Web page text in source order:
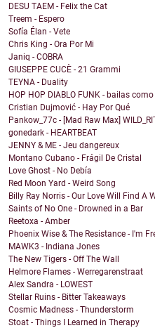
DESU TAEM - Felix the Cat
Treem - Espero
Sofía Élan - Vete
Chris King - Ora Por Mi
Janiq - COBRA
GIUSEPPE CUCÈ - 21 Grammi
TEYNA - Duality
HOP HOP DIABLO FUNK - bailas
Cristian Dujmović - Hay Por Qué
Pankow_77c - [Mad Raw Max]
gonedark - HEARTBEAT
JENNY & ME - Jeu dangereux
Montano Cubano - Frágil De Cristal
Love Ghost - No Debía
Red Moon Yard - Weird Song
Billy Ray Norris - Our Love Will Find A
Saints of No One - Drowned in a Bar
Reetoxa - Amber
Phoenix Wise & The Resistance - I'm
MAWK3 - Indiana Jones
The New Tigers - Off The Wall
Helmore Flames - Werregarenstraat
Alex Sandra - LOWEST
Stellar Ruins - Bitter Takeaways
Cosmic Madness - Thunderstorm
Stoat - Things I Learned in Therapy